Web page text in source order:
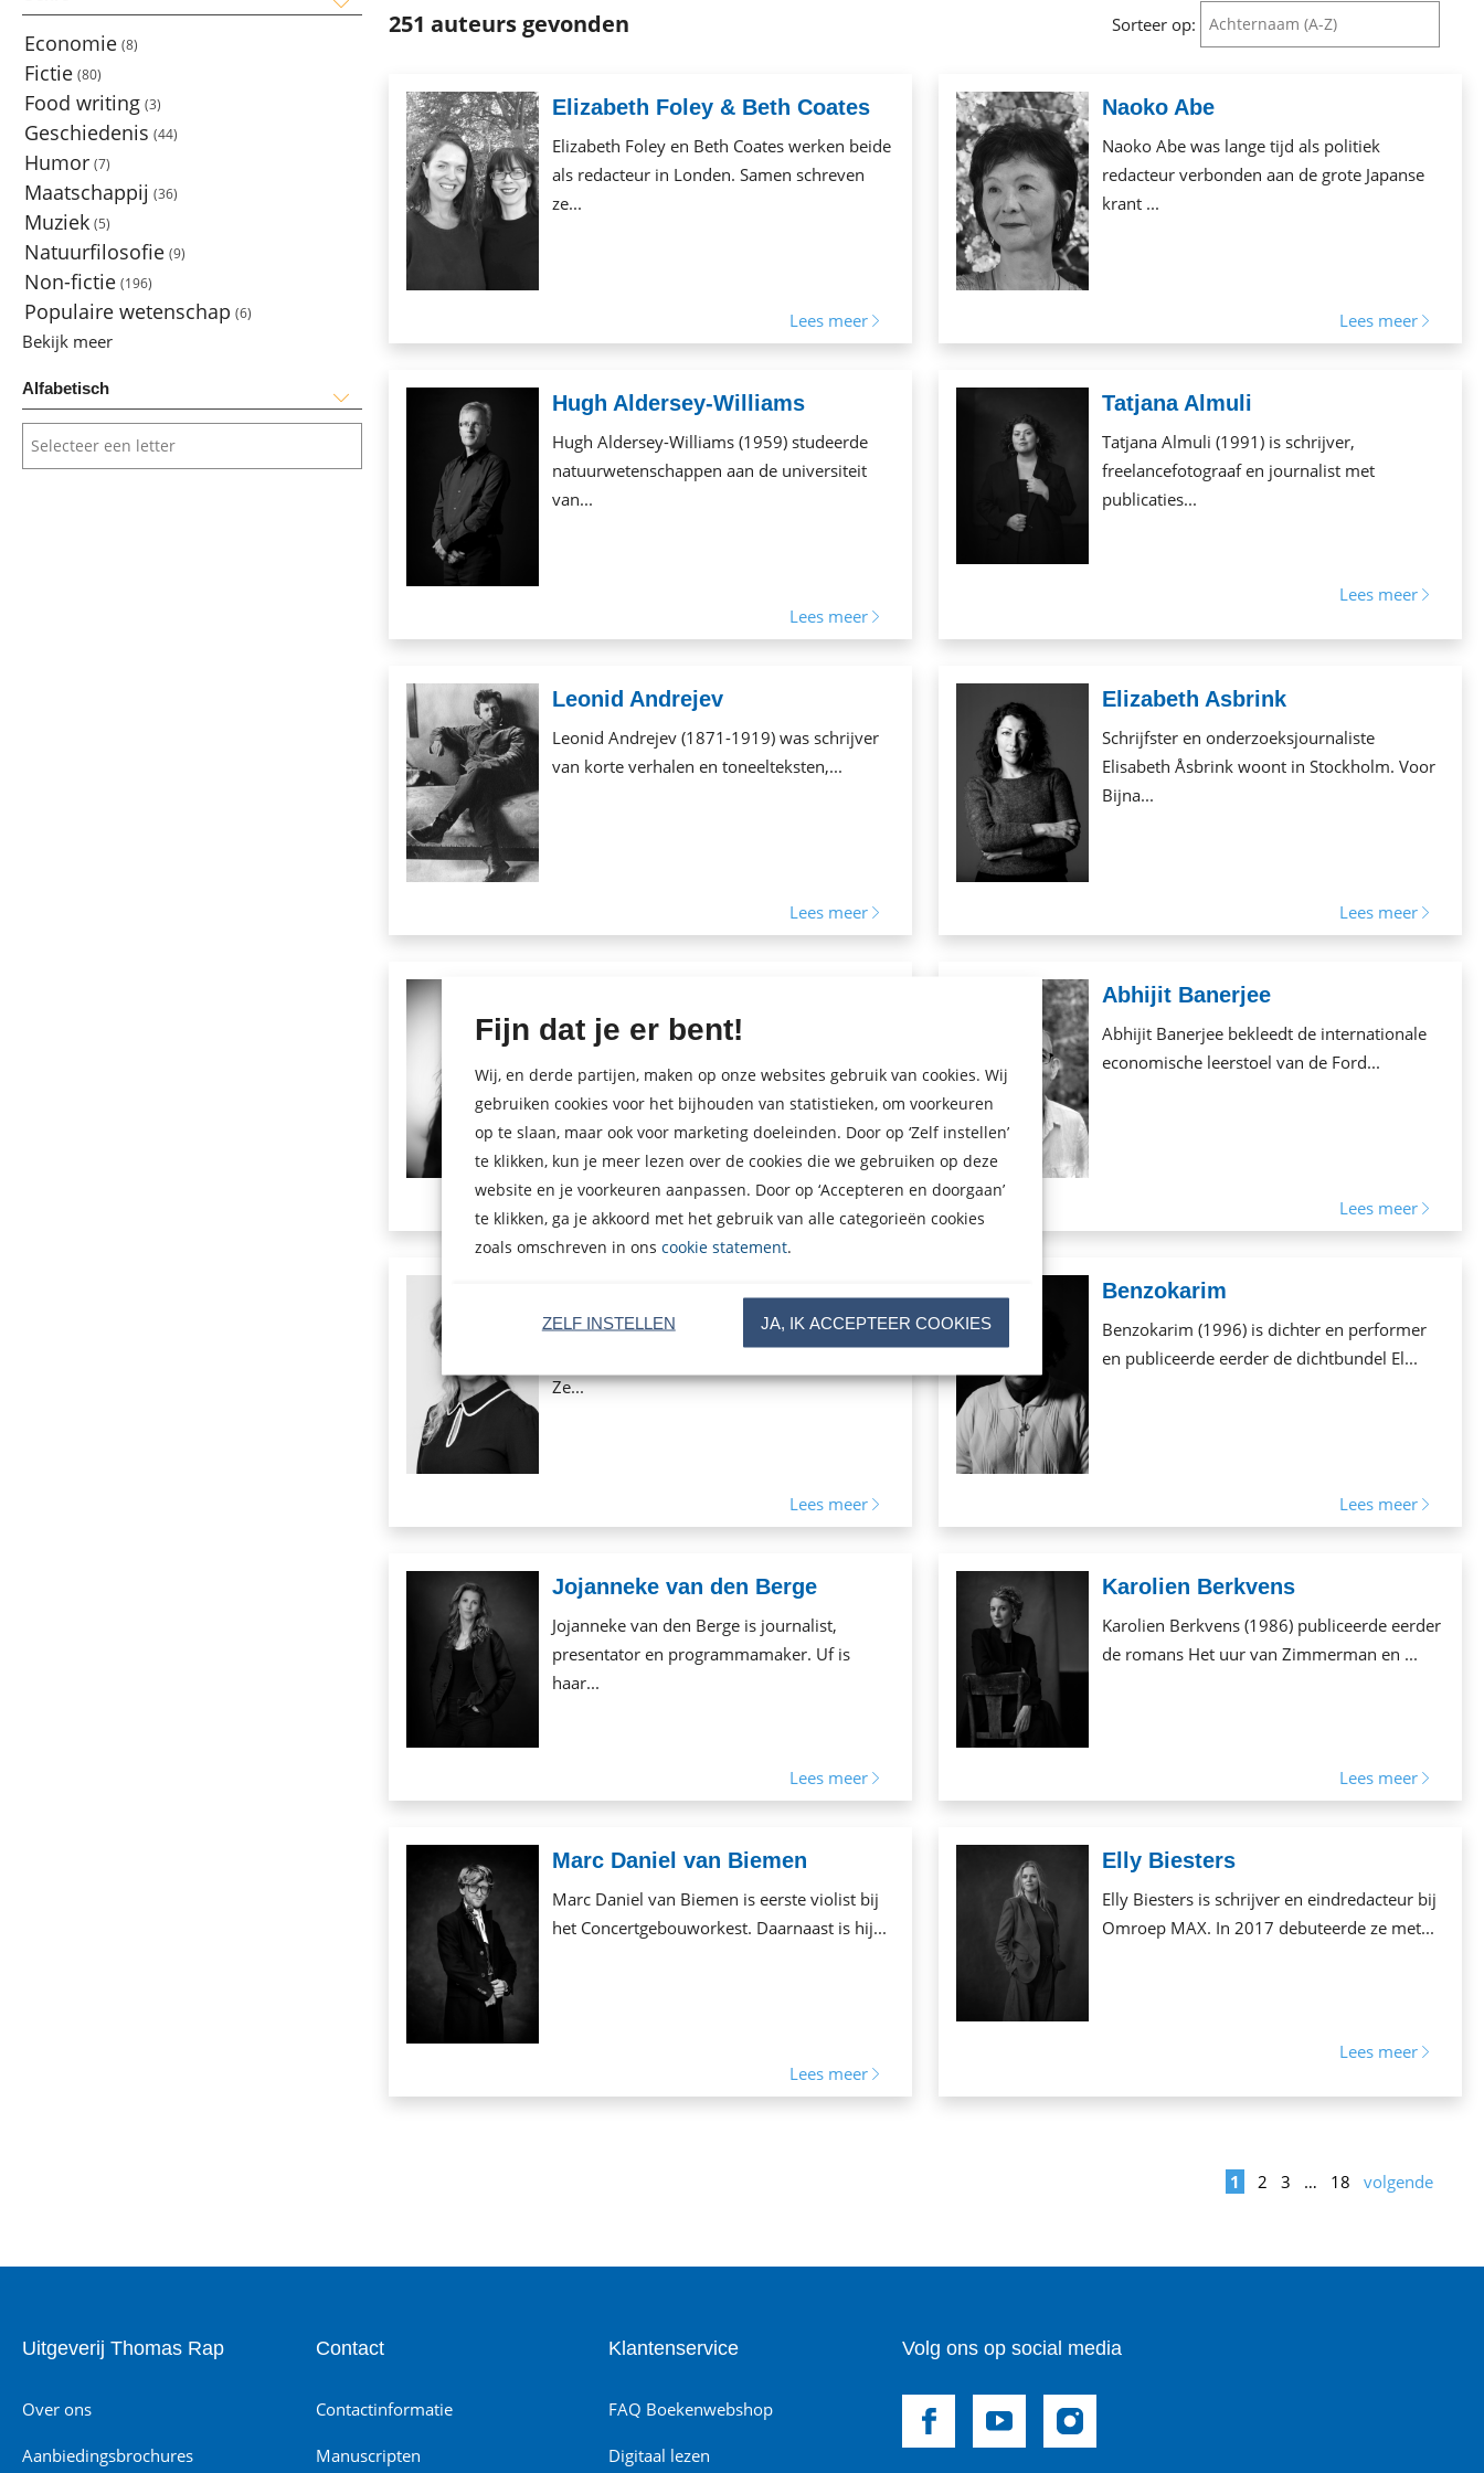
Fijn dat je er bent!
Wij, en derde partijen, maken op onze websites gebruik van cookies. Wij
gebruiken cookies voor het bijhouden van statistieken, om voorkeuren
op te slaan, maar ook voor marketing doeleinden. Door op ‘Zelf instellen’
te klikken, kun je meer lezen over de cookies die we gebruiken op deze
website en je voorkeuren aanpassen. Door op ‘Accepteren en doorgaan’
te klikken, ga je akkoord met het gebruik van alle categorieën cookies
zoals omschreven in ons cookie statement.
JA, IK ACCEPTEER COOKIES
ZELF INSTELLEN
Economie (8)
Fictie (80)
Food writing (3)
Geschiedenis (44)
Humor (7)
Maatschappij (36)
Muziek (5)
Natuurfilosofie (9)
Non-fictie (196)
Populaire wetenschap (6)
Bekijk meer
Alfabetisch
Selecteer een letter
251 auteurs gevonden Sorteer op: Achternaam (A-Z)
Voornaam (A-Z)
Elizabeth Foley & Beth Coates
Elizabeth Foley en Beth Coates werken beide
als redacteur in Londen. Samen schreven
ze...
Lees meer
Naoko Abe
Naoko Abe was lange tijd als politiek
redacteur verbonden aan de grote Japanse
krant ...
Lees meer
Hugh Aldersey-Williams
Hugh Aldersey-Williams (1959) studeerde
natuurwetenschappen aan de universiteit
van...
Lees meer
Tatjana Almuli
Tatjana Almuli (1991) is schrijver,
freelancefotograaf en journalist met
publicaties...
Lees meer
Leonid Andrejev
Leonid Andrejev (1871-1919) was schrijver
van korte verhalen en toneelteksten,...
Lees meer
Elizabeth Asbrink
Schrijfster en onderzoeksjournaliste
Elisabeth Åsbrink woont in Stockholm. Voor
Bijna...
Lees meer
Julia van Baaren (1997) is junior copywriter
Lees meer
Abhijit Banerjee
Abhijit Banerjee bekleedt de internationale
economische leerstoel van de Ford...
Lees meer
Plien van Bennekom (1971) en Bianca
Ze...
Lees meer
Benzokarim
Benzokarim (1996) is dichter en performer
en publiceerde eerder de dichtbundel El...
Lees meer
Jojanneke van den Berge
Jojanneke van den Berge is journalist,
presentator en programmamaker. Uf is
haar...
Lees meer
Karolien Berkvens
Karolien Berkvens (1986) publiceerde eerder
de romans Het uur van Zimmerman en ...
Lees meer
Marc Daniel van Biemen
Marc Daniel van Biemen is eerste violist bij
het Concertgebouworkest. Daarnaast is hij...
Lees meer
Elly Biesters
Elly Biesters is schrijver en eindredacteur bij
Omroep MAX. In 2017 debuteerde ze met...
Lees meer
1 2 3 … 18 volgende
Uitgeverij Thomas Rap
Over ons
Aanbiedingsbrochures
Contact
Contactinformatie
Manuscripten
Klantenservice
FAQ Boekenwebshop
Digitaal lezen
Volg ons op social media